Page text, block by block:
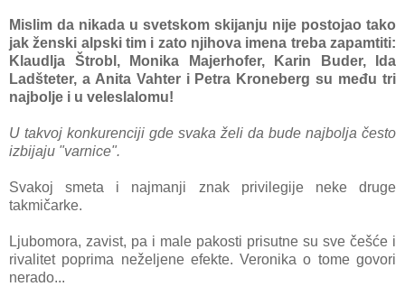
Mislim da nikada u svetskom skijanju nije postojao tako
jak ženski alpski tim i zato njihova imena treba zapamtiti:
Klaudlja Štrobl, Monika Majerhofer, Karin Buder, Ida
Ladšteter, a Anita Vahter i Petra Kroneberg su među tri
najbolje i u veleslalomu!
U takvoj konkurenciji gde svaka želi da bude najbolja često
izbijaju "varnice".
Svakoj smeta i najmanji znak privilegije neke druge
takmičarke.
Ljubomora, zavist, pa i male pakosti prisutne su sve češće i
rivalitet poprima neželjene efekte. Veronika o tome govori
nerado...